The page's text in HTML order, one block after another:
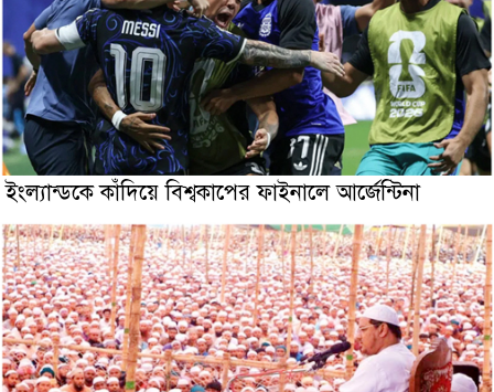
ইংল্যান্ডকে কাঁদিয়ে বিশ্বকাপের ফাইনালে আর্জেন্টিনা